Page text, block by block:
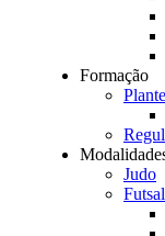
Formação
Judo
Futsal